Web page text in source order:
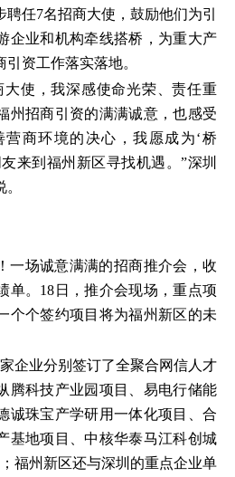
任7名招商大使，鼓励他们为引
企业和机构牵线搭桥，为重大产
资工作落实落地。
大使，我深感使命光荣、责任重
州招商引资的满满诚意，也感受
商环境的决心，我愿成为‘桥
来到福州新区寻找机遇。”深圳
一场诚意满满的招商推介会，收
单。18日，推介会现场，重点项
个个签约项目将为福州新区的未
企业分别签订了全聚合网信人才
腾科技产业园项目、易电行储能
诚珠宝产学研用一体化项目、合
基地项目、中核华泰马江科创城
福州新区还与深圳的重点企业单